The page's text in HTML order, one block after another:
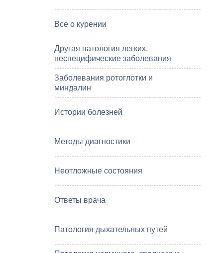
Все о курении
Другая патология легких,
неспецифические заболевания
Заболевания ротоглотки и
миндалин
Истории болезней
Методы диагностики
Неотложные состояния
Ответы врача
Патология дыхательных путей